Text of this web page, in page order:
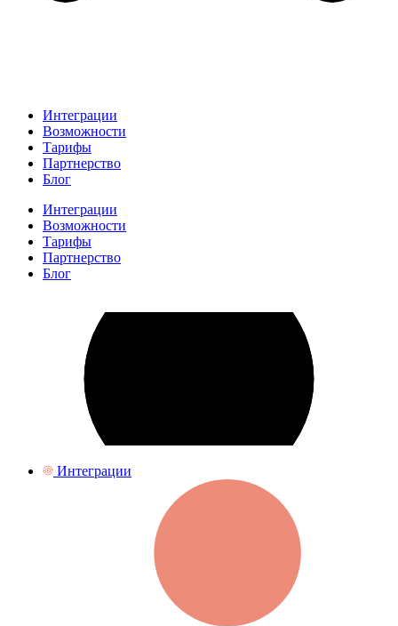
Интеграции
Возможности
Тарифы
Партнерство
Блог
Интеграции
Возможности
Тарифы
Партнерство
Блог
Интеграции